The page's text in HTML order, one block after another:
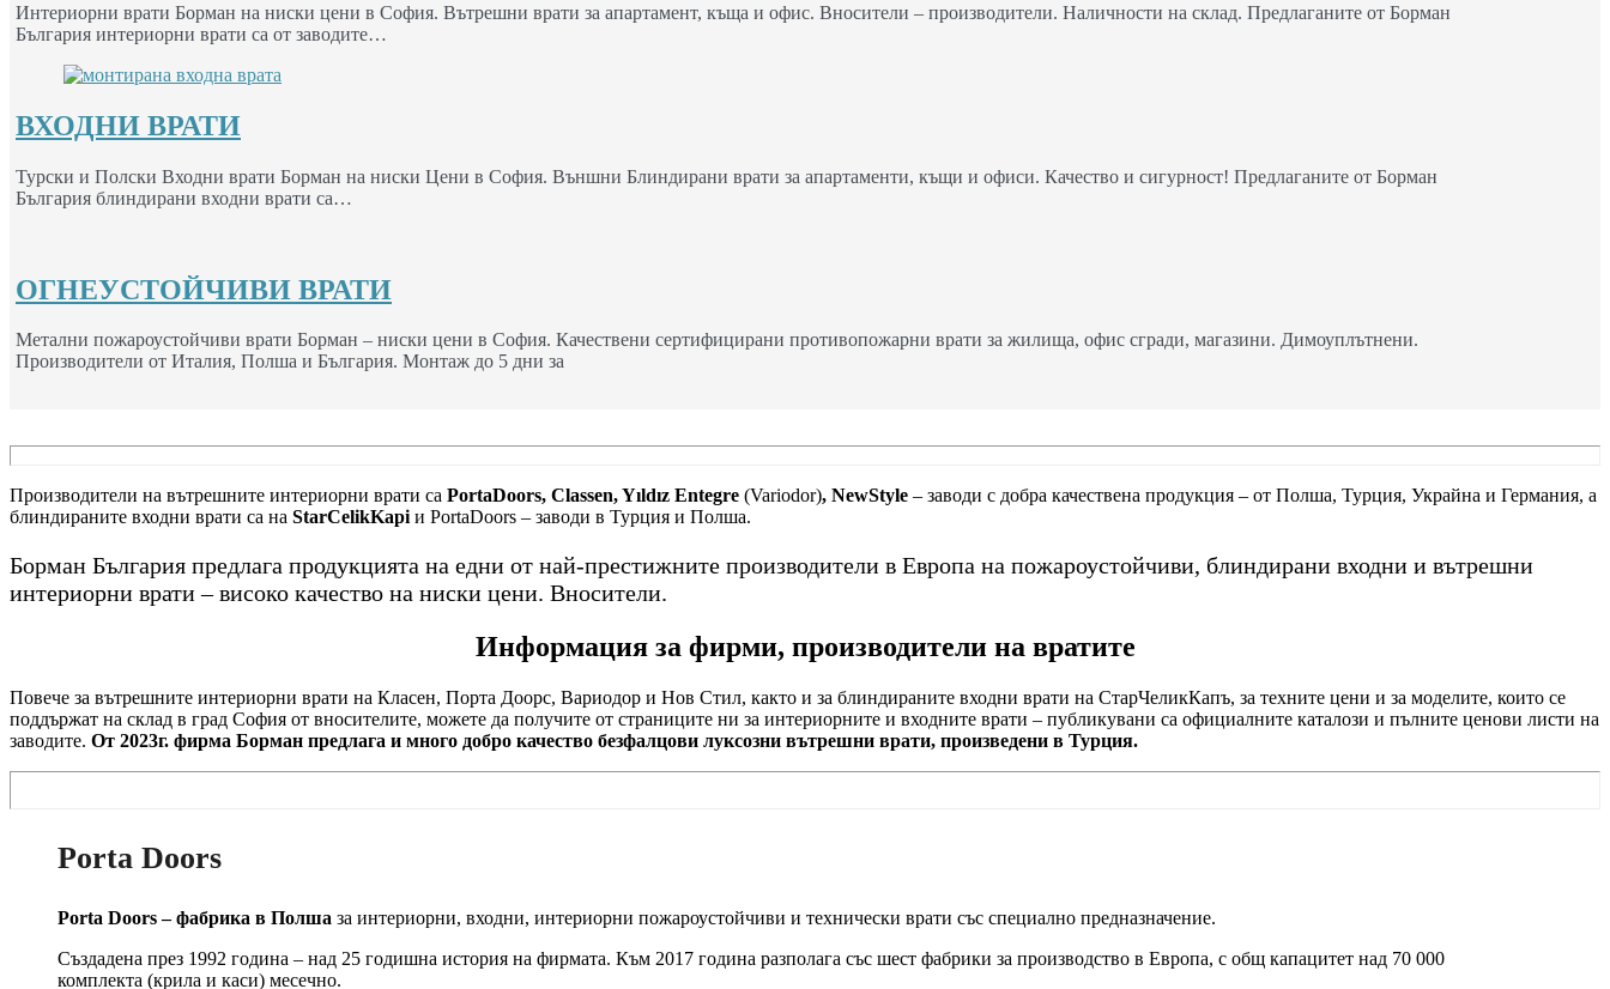
Интериорни врати Борман на ниски цени в София. Вътрешни врати за апартамент, къща и офис. Вносители – производители. Наличности на склад. Предлаганите от Борман
България интериорни врати са от заводите…
ВХОДНИ ВРАТИ
Турски и Полски Входни врати Борман на ниски Цени в София. Външни Блиндирани врати за апартаменти, къщи и офиси. Качество и сигурност! Предлаганите от Борман
България блиндирани входни врати са…
ОГНЕУСТОЙЧИВИ ВРАТИ
Метални пожароустойчиви врати Борман – ниски цени в София. Качествени сертифицирани противопожарни врати за жилища, офис сгради, магазини. Димоуплътнени.
Производители от Италия, Полша и България. Монтаж до 5 дни за
Производители на вътрешните интериорни врати са PortaDoors, Classen, Yıldız Entegre (Variodor), NewStyle – заводи с добра качествена продукция – от Полша, Турция, Украйна и Германия, а
блиндираните входни врати са на StarCelikKapiи PortaDoors – заводи в Турция и Полша.
Борман България предлага продукцията на едни от най-престижните производители в Европа на пожароустойчиви, блиндирани входни и вътрешни
интериорни врати – високо качество на ниски цени. Вносители.
Информация за фирми, производители на вратите
Повече за вътрешните интериорни врати на Класен, Порта Доорс, Вариодор и Нов Стил, както и за блиндираните входни врати на СтарЧеликКапъ, за техните цени и за моделите, които се
поддържат на склад в град София от вносителите, можете да получите от страниците ни за интериорните и входните врати – публикувани са официалните каталози и пълните ценови листи на
заводите. От 2023г. фирма Борман предлага и много добро качество безфалцови луксозни вътрешни врати, произведени в Турция.
Porta Doors
Porta Doors – фабрика в Полша за интериорни, входни, интериорни пожароустойчиви и технически врати със специално предназначение.
Създадена през 1992 година – над 25 годишна история на фирмата. Към 2017 година разполага със шест фабрики за производство в Европа, с общ капацитет над 70 000
комплекта (крила и каси) месечно.